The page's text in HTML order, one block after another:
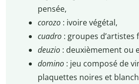
pensée,
corozo : ivoire végétal,
cuadro : groupes d’artistes
deuzio : deuxièmement ou
domino : jeu composé de
plaquettes noires et